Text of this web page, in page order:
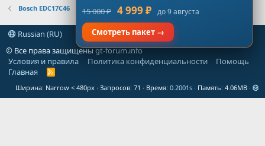
Bosch EDC17C46
Russian (RU)
© Все права защищеныgt-forum.info
Условия и правила
Политика конфиденциальности
Помощь
Главная
R
S
Ширина Запросов 71 Время 0.2001s Память 4.06MB
15 000 ₽ 4 999 ₽ до 9 августа
Смотреть пакет →